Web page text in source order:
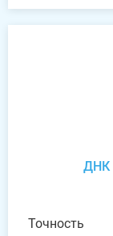
ДНК
Точность